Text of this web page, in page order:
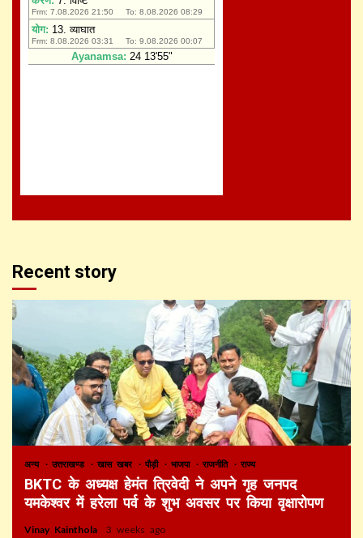
Recent story
अन्य उत्तराखण्ड खास खबर पौड़ी भाजपा राजनीति राज्य
BKTC के अध्यक्ष हेमंत त्रिवेदी ने अपने गृह जनपद
यमकेश्वर में हरेला पर्व के शुभ अवसर पर किया वृक्षारोपण
Vinay Kainthola 3 weeks ago